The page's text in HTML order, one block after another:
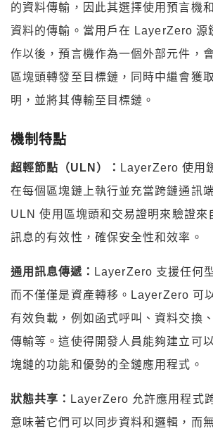
的資料傳輸，因此其選擇使用預言機
資料的傳輸。當用戶在 LayerZero 源
作以後，預言機作為一個外部元件，
區塊頭轉發至目標鏈，同時中繼會獲
明，並將其傳輸至目標鏈。
機制特點
超輕節點（ULN）： LayerZero 使用
在每個區塊鏈上執行並充當跨鏈通訊
ULN 使用區塊頭和交易證明來驗證來
訊息的有效性，確保安全性和效率。
通用訊息傳遞： LayerZero 支援任何
而不僅僅是資產轉移。LayerZero 可
有效負載，例如函式呼叫、資料交換
傳輸等。這使得開發人員能夠建立可
塊鏈的功能和優勢的全鏈應用程式。
狀態共享： LayerZero 允許應用程式
意味著它們可以同步資料和邏輯，而